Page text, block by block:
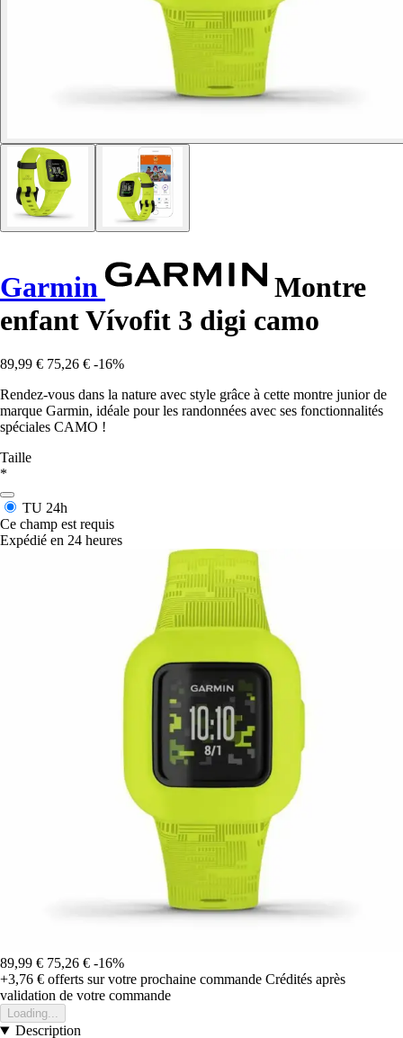
Garmin
Montre
enfant Vívofit 3 digi camo
89,99 € 75,26 € -16%
Rendez-vous dans la nature avec style grâce à cette montre junior de
marque Garmin, idéale pour les randonnées avec ses fonctionnalités
spéciales CAMO !
Taille
*
TU 24h
Ce champ est requis
Expédié en 24 heures
89,99 € 75,26 € -16%
+3,76 € offerts sur votre prochaine commande Crédités après
validation de votre commande
Loading...
Description